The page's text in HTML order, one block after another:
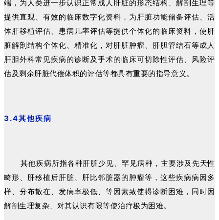
端，为人类进一步认识正常成人肝脏的形态结构、解剖生理等
提供直观、有效的临床数字化资料，为肝脏功能储备评估、活
体肝移植评估、患病几率评估等提供个体化的临床资料，使肝
脏解剖结构个体化、精准化，对肝脏肿瘤、肝胆管结石等成人
肝胆外科常见疾病的诊断及手术的临床可切除性评估、风险评
估及剩余肝脏代偿体积的评估等都具有重要的指导意义。
3.4其他疾病
其他疾病所指各种肝脏少见、罕见病种，主要涉及先天性
畸形、肝移植后肝脏、肝比邻脏器的肿瘤等，这些疾病病因多
样、分布散在、发病率极低、等因素致使得诊断困难，同时因
解剖生理复杂、对其认识有限等使治疗极为困难。